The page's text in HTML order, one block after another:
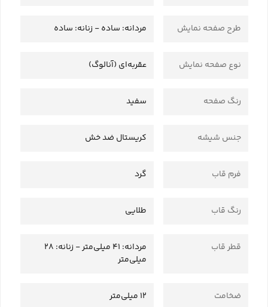
طرح صفحه نمایش مردانه: ساده - زنانه: ساده
نوع صفحه نمایش عقربه‌ای (آنالوگ)
رنگ صفحه سفید
جنس شیشه کریستال ضد خش
فرم قاب گرد
رنگ قاب طلایی
قطر قاب
مردانه: 41 میلی‌متر - زنانه: 28
میلی‌متر
ضخامت 12 میلی‌متر